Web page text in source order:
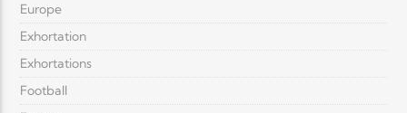
Europe
Exhortation
Exhortations
Football